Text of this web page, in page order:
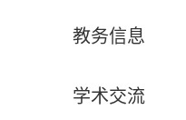
教务信息
学术交流